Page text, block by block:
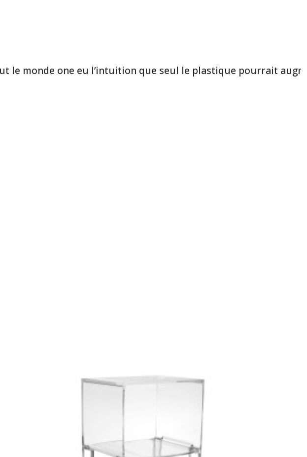
le monde one eu l’intuition que seul le plastique pourrait